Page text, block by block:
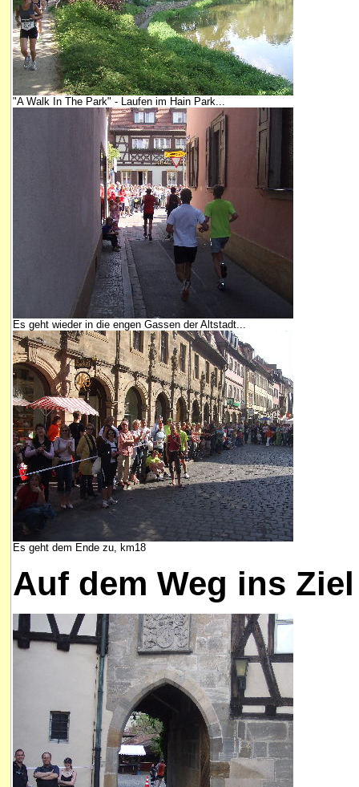
"A Walk In The Park" - Laufen im Hain Park...
Es geht wieder in die engen Gassen der Altstadt...
Es geht dem Ende zu, km18
Auf dem Weg ins Ziel